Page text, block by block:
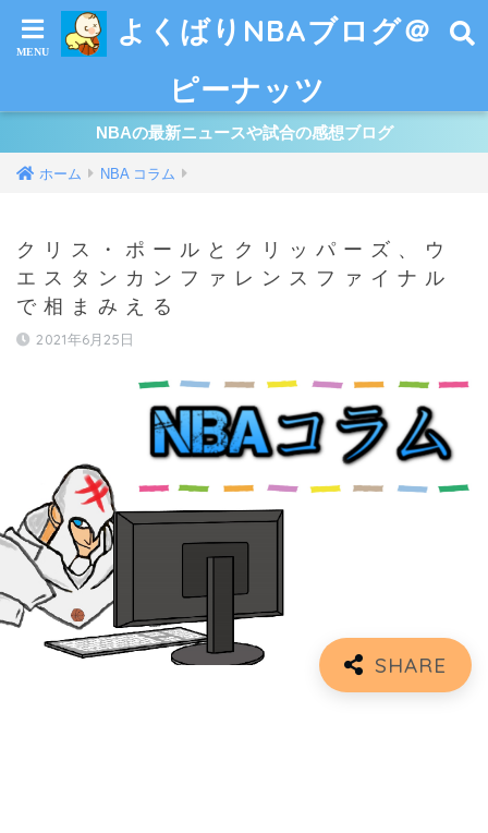
よくばりNBAブログ＠
ピーナッツ
NBAの最新ニュースや試合の感想ブログ
ホーム NBA コラム
クリス・ポールとクリッパーズ、ウ
エスタンカンファレンスファイナル
で相まみえる
2021年6月25日